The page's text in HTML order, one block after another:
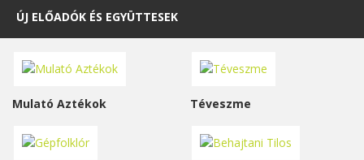
ÚJ ELŐADÓK ÉS EGYÜTTESEK
Mulató Aztékok Téveszme